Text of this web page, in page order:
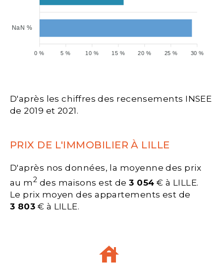
NaN %
30 %
25 %
20 %
15 %
10 %
5 %
0 %
D'après les chiffres des recensements INSEE
de 2019 et 2021.
PRIX DE L'IMMOBILIER À LILLE
D'après nos données, la moyenne des prix
au m2 des maisons est de3 054 € à LILLE.
Le prix moyen des appartements est de
3 803 € à LILLE.